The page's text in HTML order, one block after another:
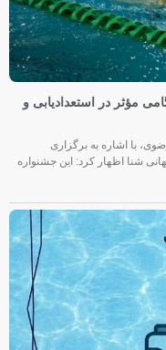
شنای زیر ۱۰ سال گامی مؤثر در استعدادیابی و
با اشاره به برگزاری
روز جهانی شنا اظهار کرد: این جشنواره